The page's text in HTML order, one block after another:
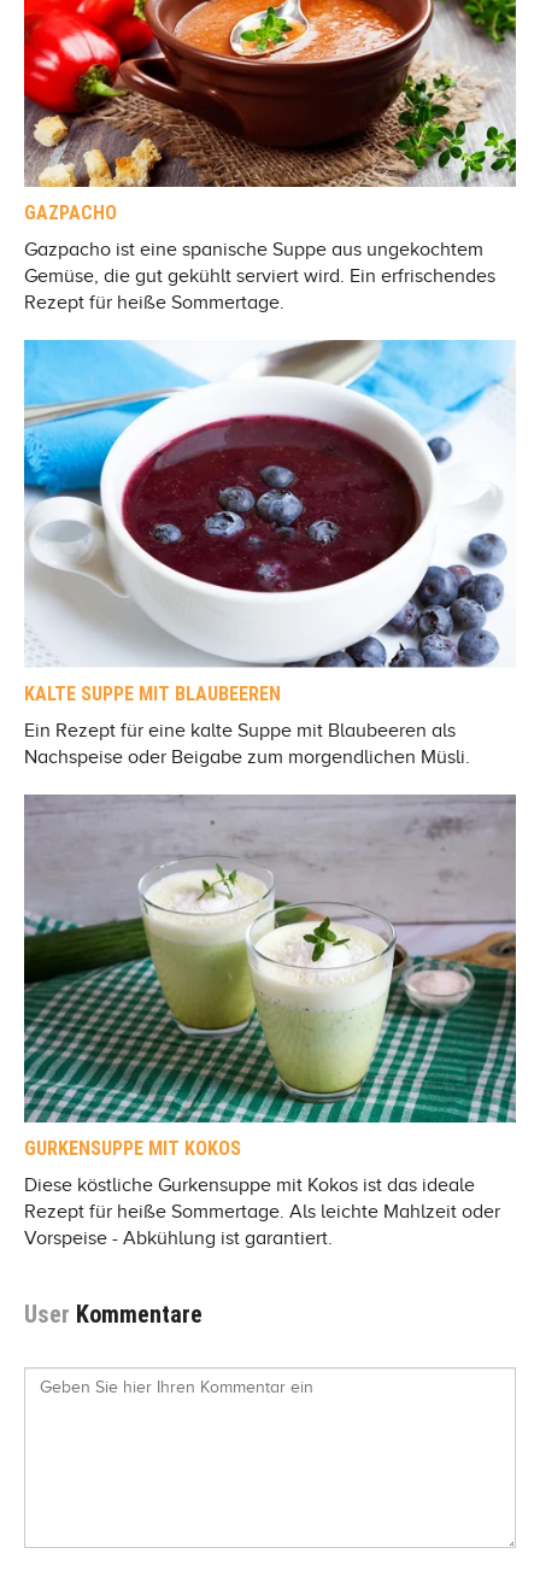
GAZPACHO
Gazpacho ist eine spanische Suppe aus ungekochtem
Gemüse, die gut gekühlt serviert wird. Ein erfrischendes
Rezept für heiße Sommertage.
KALTE SUPPE MIT BLAUBEEREN
Ein Rezept für eine kalte Suppe mit Blaubeeren als
Nachspeise oder Beigabe zum morgendlichen Müsli.
GURKENSUPPE MIT KOKOS
Diese köstliche Gurkensuppe mit Kokos ist das ideale
Rezept für heiße Sommertage. Als leichte Mahlzeit oder
Vorspeise - Abkühlung ist garantiert.
User Kommentare